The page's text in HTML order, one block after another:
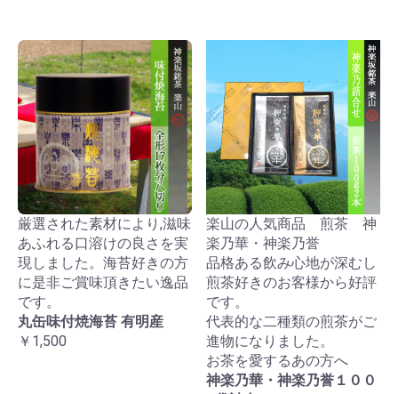
厳選された素材により,滋味
あふれる口溶けの良さを実
現しました。海苔好きの方
に是非ご賞味頂きたい逸品
です。
丸缶味付焼海苔 有明産
￥1,500
楽山の人気商品 煎茶 神
楽乃華・神楽乃誉
品格ある飲み心地が深むし
煎茶好きのお客様から好評
です。
代表的な二種類の煎茶がご
進物になりました。
お茶を愛するあの方へ
神楽乃華・神楽乃誉１００